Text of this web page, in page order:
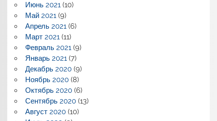
Июнь 2021(10)
Май 2021(9)
Апрель 2021(6)
Март 2021(11)
Февраль 2021(9)
Январь 2021(7)
Декабрь 2020(9)
Ноябрь 2020(8)
Октябрь 2020(6)
Сентябрь 2020(13)
Август 2020(10)